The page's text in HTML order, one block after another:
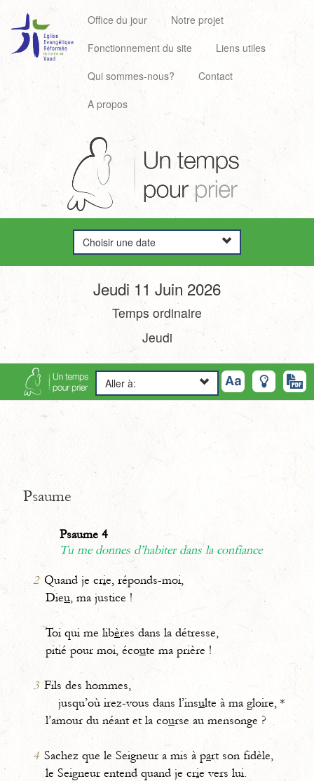
Office du jour
Notre projet
Fonctionnement du site
Liens utiles
Qui sommes-nous?
Contact
A propos
Choisir une date
Jeudi 11 Juin 2026
Temps ordinaire
Jeudi
Aller à:
Psaume
Psaume 4
Tu me donnes d’habiter dans la confiance
2 Quand je crie, réponds-moi,
Dieu, ma justice !
Toi qui me libères dans la détresse,
pitié pour moi, écoute ma prière !
3 Fils des hommes,
jusqu’où irez-vous dans l’insulte à ma gloire, *
l’amour du néant et la course au mensonge ?
4 Sachez que le Seigneur a mis à part son fidèle,
le Seigneur entend quand je crie vers lui.